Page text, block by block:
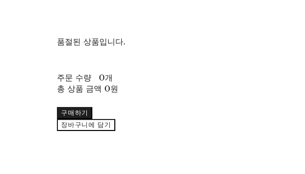
품절된 상품입니다.
주문 수량
0개
총 상품 금액 0원
구매하기
장바구니에 담기